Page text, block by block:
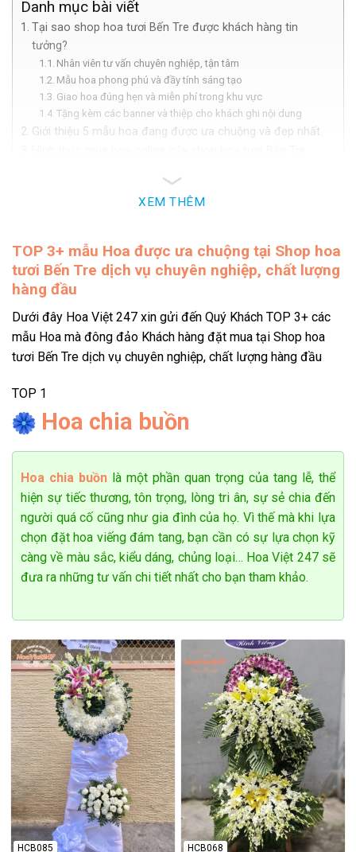
Danh mục bài viết
Tại sao shop hoa tươi Bến Tre được khách hàng tin
tưởng?
Nhân viên tư vấn chuyên nghiệp, tận tâm
Mẫu hoa phong phú và đầy tính sáng tạo
Giao hoa đúng hẹn và miễn phí trong khu vực
Tặng kèm các banner và thiệp cho khách ghi nội dung
Giới thiệu 5 mẫu hoa đang được ưa chuộng và đẹp nhất
hàng tin tưởng?
Nhân viên tư vấn chuyên nghiệp, tận tâm
Shop hoa tươi Bến Tre tự hào là nơi có chất lượng nhân viên
hàng đầu được đào tạo bài bản theo từng vị trí giúp khách
hàng thể hiện trọn vẹn tâm tư, tình cảm qua từng đóa hoa.
Đội ngũ nhân viên đặc biệt là nhân viên tư vấn am hiểu nhất
mong muốn của khách hàng.
XEM THÊM
TOP 3+ mẫu Hoa được ưa chuộng tại Shop hoa
tươi Bến Tre dịch vụ chuyên nghiệp, chất lượng
hàng đầu
Dưới đây Hoa Việt 247 xin gửi đến Quý Khách TOP 3+ các
mẫu Hoa mà đông đảo Khách hàng đặt mua tại Shop hoa
tươi Bến Tre dịch vụ chuyên nghiệp, chất lượng hàng đầu
TOP 1
Hoa chia buồn
Hoa chia buồn là một phần quan trọng của tang lễ, thể
hiện sự tiếc thương, tôn trọng, lòng tri ân, sự sẻ chia đến
người quá cố cũng như gia đình của họ. Vì thế mà khi lựa
chọn đặt hoa viếng đám tang, bạn cần có sự lựa chọn kỹ
càng về màu sắc, kiểu dáng, chủng loại… Hoa Việt 247 sẽ
đưa ra những tư vấn chi tiết nhất cho bạn tham khảo.
HCB085 HCB068
10 phút trước